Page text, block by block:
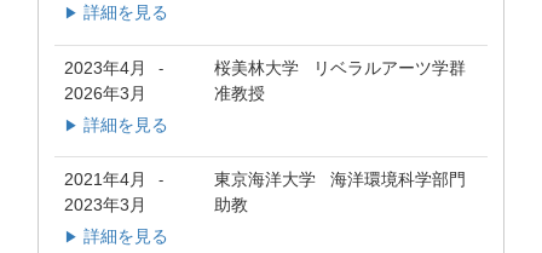
▶ 詳細を見る
2023年4月 -
2026年3月
桜美林大学 リベラルアーツ学群
准教授
▶ 詳細を見る
2021年4月 -
2023年3月
東京海洋大学 海洋環境科学部門
助教
▶ 詳細を見る